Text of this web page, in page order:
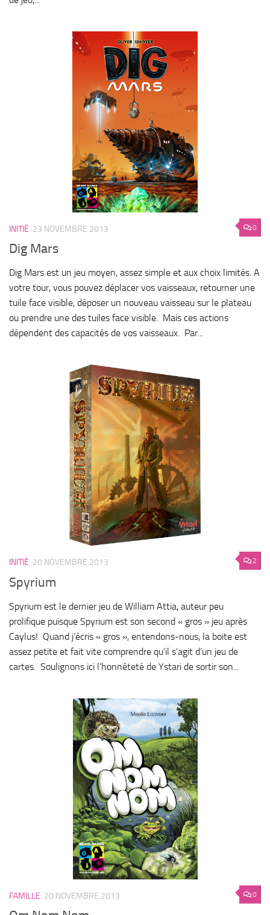
0
INITIÉ 23 NOVEMBRE 2013
Dig Mars
Dig Mars est un jeu moyen, assez simple et aux choix limités. A
votre tour, vous pouvez déplacer vos vaisseaux, retourner une
tuile face visible, déposer un nouveau vaisseau sur le plateau
ou prendre une des tuiles face visible. Mais ces actions
dépendent des capacités de vos vaisseaux. Par...
2
INITIÉ 20 NOVEMBRE 2013
Spyrium
Spyrium est le dernier jeu de William Attia, auteur peu
prolifique puisque Spyrium est son second « gros » jeu après
Caylus! Quand j’écris « gros », entendons-nous, la boite est
assez petite et fait vite comprendre qu’il s’agit d’un jeu de
cartes. Soulignons ici l’honnêteté de Ystari de sortir son...
0
FAMILLE 20 NOVEMBRE 2013